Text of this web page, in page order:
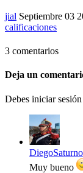
jial Septiembre 03
calificaciones
3 comentarios
Deja un
Debes iniciar
Muy bueno